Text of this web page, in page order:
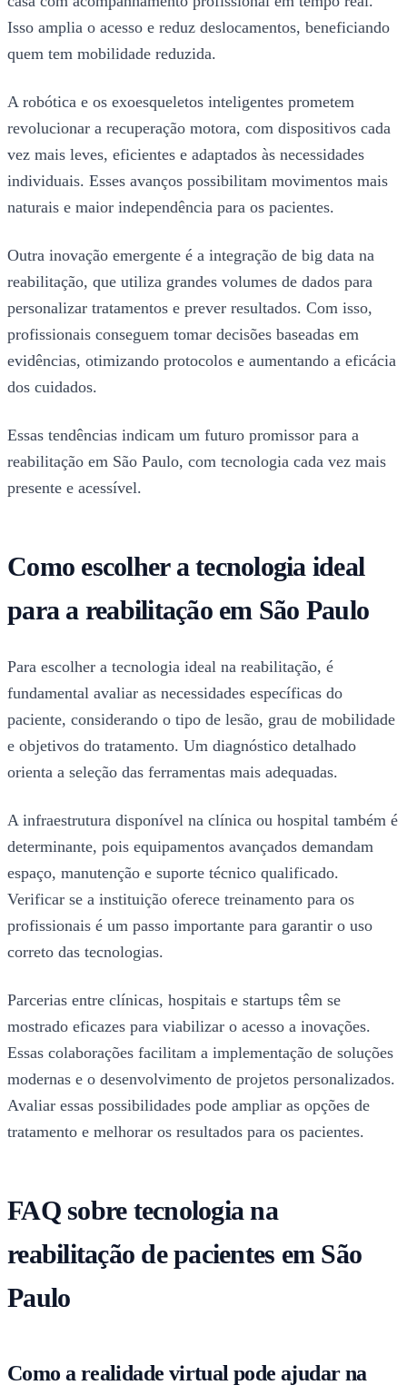
Isso amplia o acesso e reduz deslocamentos, beneficiando
quem tem mobilidade reduzida.
A robótica e os exoesqueletos inteligentes prometem
revolucionar a recuperação motora, com dispositivos cada
vez mais leves, eficientes e adaptados às necessidades
individuais. Esses avanços possibilitam movimentos mais
naturais e maior independência para os pacientes.
Outra inovação emergente é a integração de big data na
reabilitação, que utiliza grandes volumes de dados para
personalizar tratamentos e prever resultados. Com isso,
profissionais conseguem tomar decisões baseadas em
evidências, otimizando protocolos e aumentando a eficácia
dos cuidados.
Essas tendências indicam um futuro promissor para a
reabilitação em São Paulo, com tecnologia cada vez mais
presente e acessível.
Como escolher a tecnologia ideal
para a reabilitação em São Paulo
Para escolher a tecnologia ideal na reabilitação, é
fundamental avaliar as necessidades específicas do
paciente, considerando o tipo de lesão, grau de mobilidade
e objetivos do tratamento. Um diagnóstico detalhado
orienta a seleção das ferramentas mais adequadas.
A infraestrutura disponível na clínica ou hospital também é
determinante, pois equipamentos avançados demandam
espaço, manutenção e suporte técnico qualificado.
Verificar se a instituição oferece treinamento para os
profissionais é um passo importante para garantir o uso
correto das tecnologias.
Parcerias entre clínicas, hospitais e startups têm se
mostrado eficazes para viabilizar o acesso a inovações.
Essas colaborações facilitam a implementação de soluções
modernas e o desenvolvimento de projetos personalizados.
Avaliar essas possibilidades pode ampliar as opções de
tratamento e melhorar os resultados para os pacientes.
FAQ sobre tecnologia na
reabilitação de pacientes em São
Paulo
Como a realidade virtual pode ajudar na